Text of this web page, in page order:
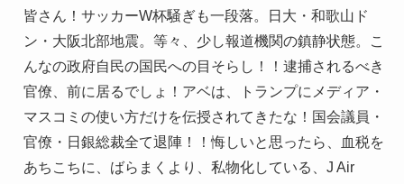
皆さん！サッカーW杯騒ぎも一段落。日大・和歌山ド
ン・大阪北部地震。等々、少し報道機関の鎮静状態。こ
んなの政府自民の国民への目そらし！！逮捕されるべき
官僚、前に居るでしょ！アベは、トランプにメディア・
マスコミの使い方だけを伝授されてきたな！国会議員・
官僚・日銀総裁全て退陣！！悔しいと思ったら、血税を
あちこちに、ばらまくより、私物化している、J Air